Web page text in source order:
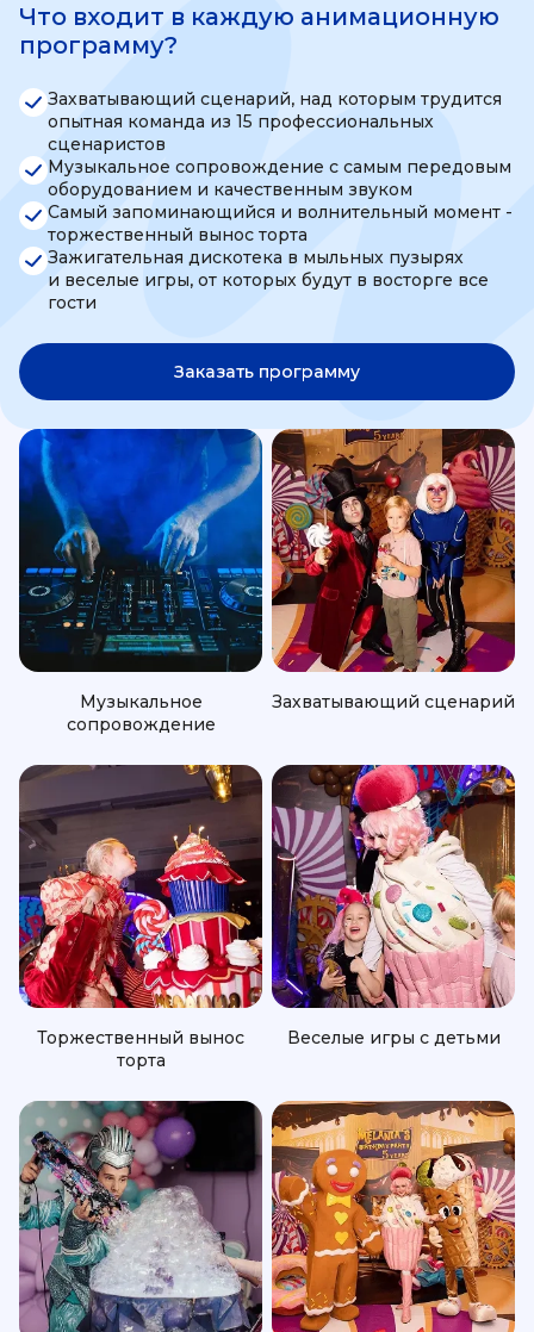
Что входит в каждую анимационную
программу?
Захватывающий сценарий, над которым трудится
опытная команда из 15 профессиональных
сценаристов
Музыкальное сопровождение с самым передовым
оборудованием и качественным звуком
Самый запоминающийся и волнительный момент -
торжественный вынос торта
Зажигательная дискотека в мыльных пузырях
и веселые игры, от которых будут в восторге все
гости
Заказать программу
Музыкальное
сопровождение
Захватывающий сценарий
Торжественный вынос
торта
Веселые игры с детьми